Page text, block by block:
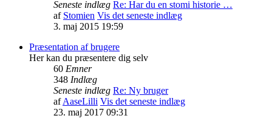
Seneste indlæg Re: Har du en stomi historie …
af Stomien Vis det seneste indlæg
3. maj 2015 19:59
Præsentation af brugere
Her kan du præsentere dig selv
60 Emner
348 Indlæg
Seneste indlæg Re: Ny bruger
afAaseLilli Vis det seneste indlæg
23. maj 2017 09:31